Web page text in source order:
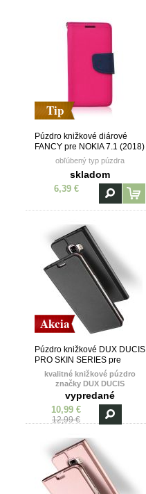
Tip
Púzdro knižkové diárové
FANCY pre NOKIA 7.1 (2018)
- ružovo modré
obľúbený typ púzdra
skladom
6,39 €
Akcia
Púzdro knižkové DUX DUCIS
PRO SKIN SERIES pre
NOKIA 7.1 (2018) - čierne
kvalitné knižkové púzdro
značky DUX DUCIS
vypredané
10,99 €
12,99 €